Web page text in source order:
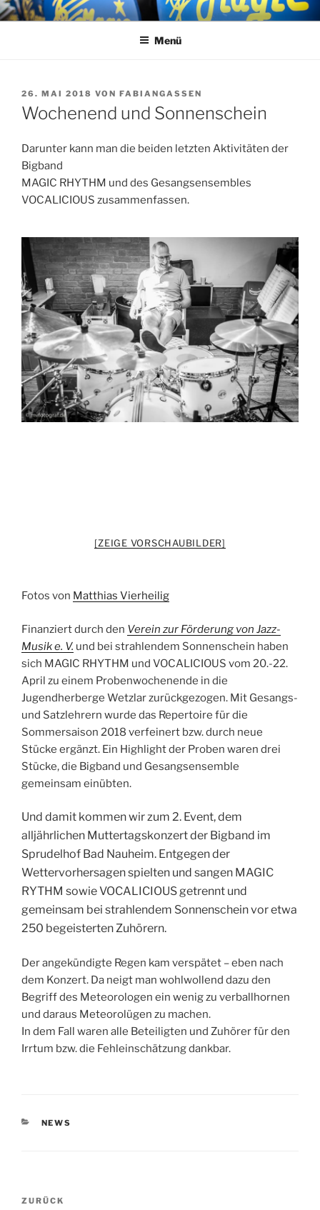
Zum
InhaltMAGIC RHYTHM
Big Band
Menü
VERÖFFENTLICHT
AM
26. MAI 2018 VON FABIANGASSEN
Wochenend und Sonnenschein
Darunter kann man die beiden letzten Aktivitäten der
Bigband
MAGIC RHYTHM und des Gesangsensembles
VOCALICIOUS zusammenfassen.
[ZEIGE VORSCHAUBILDER]
Fotos von Matthias Vierheilig
Finanziert durch den Verein zur Förderung von Jazz-
Musik e. V. und bei strahlendem Sonnenschein haben
sich MAGIC RHYTHM und VOCALICIOUS vom 20.-22.
April zu einem Probenwochenende in die
Jugendherberge Wetzlar zurückgezogen. Mit Gesangs-
und Satzlehrern wurde das Repertoire für die
Sommersaison 2018 verfeinert bzw. durch neue
Stücke ergänzt. Ein Highlight der Proben waren drei
Stücke, die Bigband und Gesangsensemble
gemeinsam einübten.
Und damit kommen wir zum 2. Event, dem
alljährlichen Muttertagskonzert der Bigband im
Sprudelhof Bad Nauheim. Entgegen der
Wettervorhersagen spielten und sangen MAGIC
RYTHM sowie VOCALICIOUS getrennt und
gemeinsam bei strahlendem Sonnenschein vor etwa
250 begeisterten Zuhörern.
Der angekündigte Regen kam verspätet – eben nach
dem Konzert. Da neigt man wohlwollend dazu den
Begriff des Meteorologen ein wenig zu verballhornen
und daraus Meteorolügen zu machen.
In dem Fall waren alle Beteiligten und Zuhörer für den
Irrtum bzw. die Fehleinschätzung dankbar.
KATEGORIEN
NEWS
Beitragsnavigation
Vorheriger
ZURÜCK